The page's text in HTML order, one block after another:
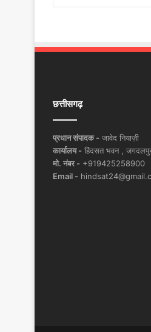
छत्तीसगढ़
प्रधान संपादक - जावेद नियाज़ी
कार्यालय - हिंदसत भवन ,
मो. नंबर - +919425258900
Email -